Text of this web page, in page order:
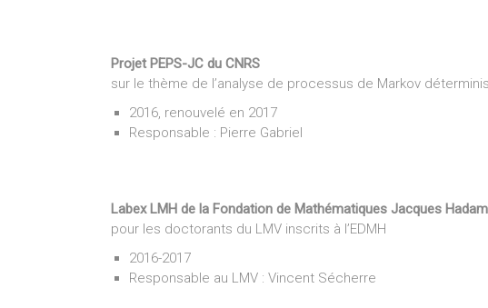
Projet PEPS-JC du CNRS
sur le thème de l’analyse de processus de Markov
2016, renouvelé en 2017
Responsable : Pierre Gabriel
Labex LMH de la Fondation de Mathématiques Jacques
pour les doctorants du LMV inscrits à l’EDMH
2016-2017
Responsable au LMV : Vincent Sécherre